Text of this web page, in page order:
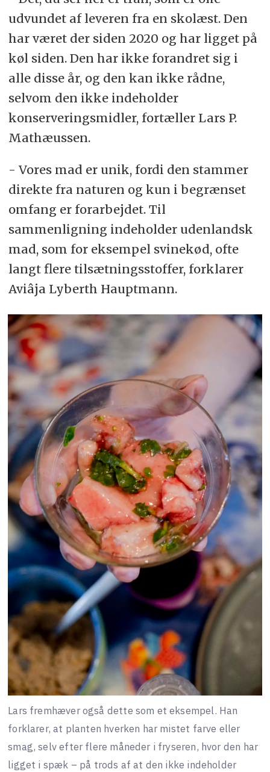
udvundet af leveren fra en skolæst. Den
har været der siden 2020 og har ligget på
køl siden. Den har ikke forandret sig i
alle disse år, og den kan ikke rådne,
selvom den ikke indeholder
konserveringsmidler, fortæller Lars P.
Mathæussen.
- Vores mad er unik, fordi den stammer
direkte fra naturen og kun i begrænset
omfang er forarbejdet. Til
sammenligning indeholder udenlandsk
mad, som for eksempel svinekød, ofte
langt flere tilsætningsstoffer, forklarer
Aviâja Lyberth Hauptmann.
Lars fremhæver også dette som et eksempel. Han
forklarer, at planten hverken har mistet farve eller
smag, selv efter flere måneder i fryseren, hvor den har
ligget i spæk – på trods af at den ikke indeholder